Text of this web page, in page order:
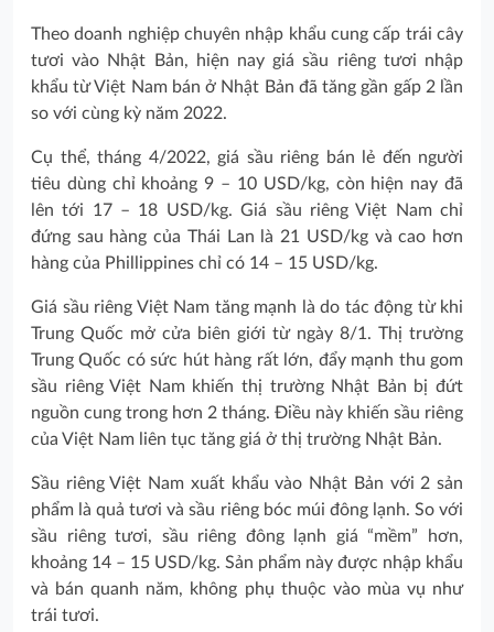
Theo doanh nghiệp chuyên nhập khẩu cung cấp trái cây
tươi vào Nhật Bản, hiện nay giá sầu riêng tươi nhập
khẩu từ Việt Nam bán ở Nhật Bản đã tăng gần gấp 2 lần
so với cùng kỳ năm 2022.
Cụ thể, tháng 4/2022, giá sầu riêng bán lẻ đến người
tiêu dùng chỉ khoảng 9 – 10 USD/kg, còn hiện nay đã
lên tới 17 – 18 USD/kg. Giá sầu riêng Việt Nam chỉ
đứng sau hàng của Thái Lan là 21 USD/kg và cao hơn
hàng của Phillippines chỉ có 14 – 15 USD/kg.
Giá sầu riêng Việt Nam tăng mạnh là do tác động từ khi
Trung Quốc mở cửa biên giới từ ngày 8/1. Thị trường
Trung Quốc có sức hút hàng rất lớn, đẩy mạnh thu gom
sầu riêng Việt Nam khiến thị trường Nhật Bản bị đứt
nguồn cung trong hơn 2 tháng. Điều này khiến sầu riêng
của Việt Nam liên tục tăng giá ở thị trường Nhật Bản.
Sầu riêng Việt Nam xuất khẩu vào Nhật Bản với 2 sản
phẩm là quả tươi và sầu riêng bóc múi đông lạnh. So với
sầu riêng tươi, sầu riêng đông lạnh giá “mềm” hơn,
khoảng 14 – 15 USD/kg. Sản phẩm này được nhập khẩu
và bán quanh năm, không phụ thuộc vào mùa vụ như
trái tươi.